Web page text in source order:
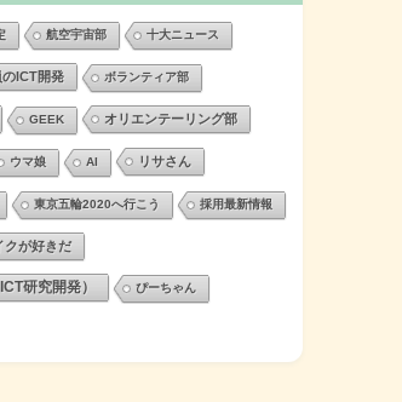
航空宇宙部 十大ニュース
ICT開発 ボランティア部
GEEK オリエンテーリング部
ウマ娘 AI リサさん
東京五輪2020へ行こう 採用最新情報
クが好きだ
研究開発） ぴーちゃん